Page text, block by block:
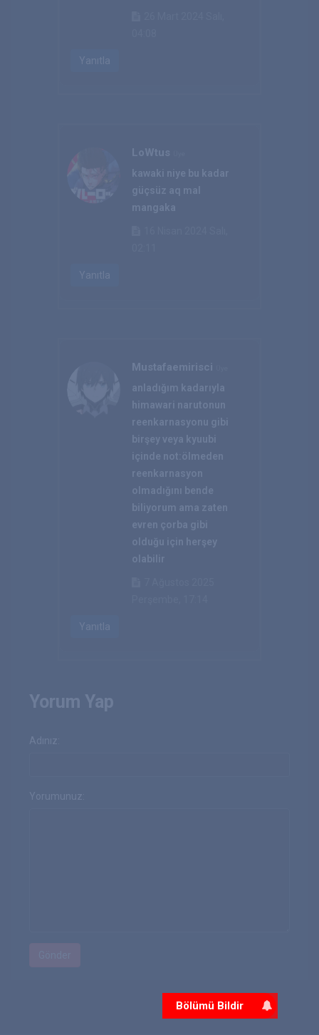
Yanıtla
LoWtus
kawaki niye bu kadar
güçsüz aq mal
mangaka
Yanıtla
Mustafaemirisci
anladığım kadarıyla
himawari narutonun
reenkarnasyonu gibi
birşey veya kyuubi
içinde not:ölmeden
reenkarnasyon
olmadığını bende
biliyorum ama zaten
evren çorba gibi
olduğu için herşey
olabilir
Yanıtla
Yorum Yap
Adınız:
Yorumunuz:
Bölümü Bildir